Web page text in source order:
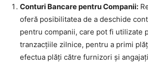
Conturi Bancare pentru Companii:
oferă posibilitatea de a deschide
pentru companii, care pot fi utilizate
tranzacțiile zilnice, pentru a primi
efectua plăți către furnizori și